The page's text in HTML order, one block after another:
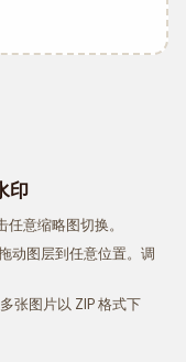
印
意缩略图切换。
动图层到任意位置。调
张图片以 ZIP 格式下